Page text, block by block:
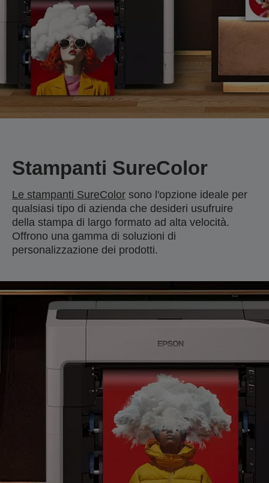
Stampanti SureColor
Le stampanti SureColor sono l'opzione ideale per
qualsiasi tipo di azienda che desideri usufruire
della stampa di largo formato ad alta velocità.
Offrono una gamma di soluzioni di
personalizzazione dei prodotti.